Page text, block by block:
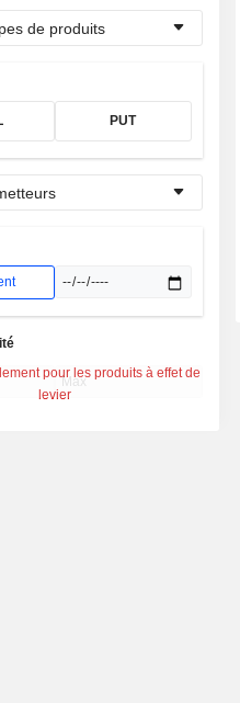
de produits
PUT
pour les produits à effet de
levier